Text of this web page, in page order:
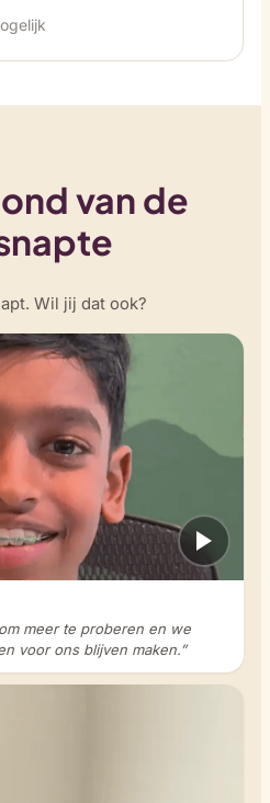
van de
Wil jij dat ook?
meer te proberen en we
voor ons blijven maken.”